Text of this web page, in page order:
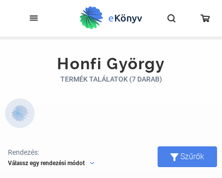
Honfi György
TERMÉK TALÁLATOK (7 DARAB)
Rendezés:
Válassz egy rendezési módot
Szűrők